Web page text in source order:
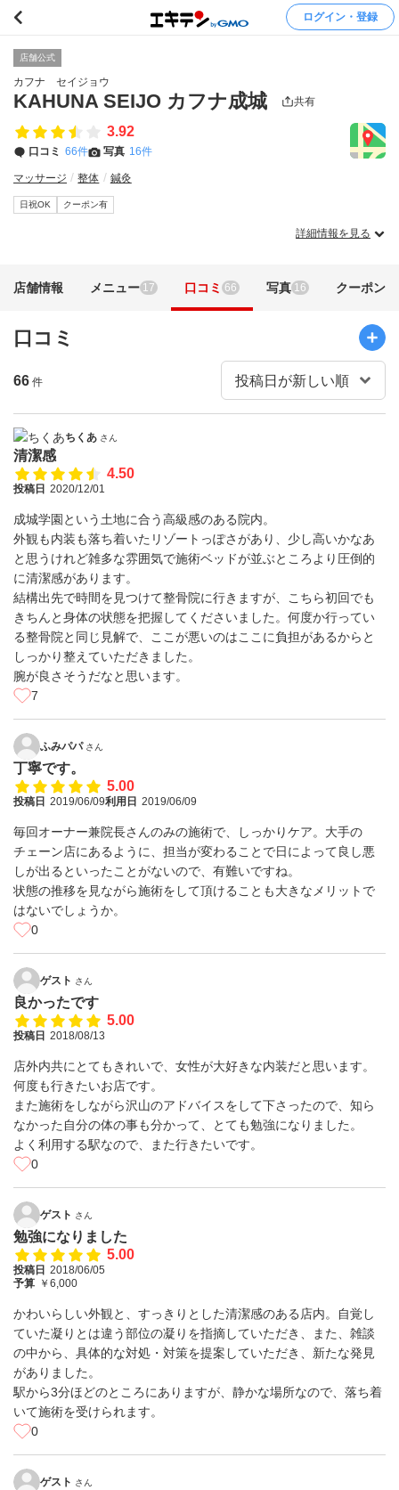
ログイン・登録
店舗公式
カフナ セイジョウ
KAHUNA SEIJO カフナ成城 共有
3.92
口コミ 66件 写真 16件
マッサージ 整体 鍼灸
日祝OK クーポン有
詳細情報を見る
店舗情報 メニュー 17 口コミ 66 写真 16 クーポン
口コミ
66 件
ちくあ さん
清潔感
4.50
投稿日 2020/12/01
成城学園という土地に合う高級感のある院内。
外観も内装も落ち着いたリゾートっぽさがあり、少し高いかなあ
と思うけれど雑多な雰囲気で施術ベッドが並ぶところより圧倒的
に清潔感があります。
結構出先で時間を見つけて整骨院に行きますが、こちら初回でも
きちんと身体の状態を把握してくださいました。何度か行ってい
る整骨院と同じ見解で、ここが悪いのはここに負担があるからと
しっかり整えていただきました。
腕が良さそうだなと思います。
7
ふみパパ さん
丁寧です。
5.00
投稿日 2019/06/09利用日 2019/06/09
毎回オーナー兼院長さんのみの施術で、しっかりケア。大手の
チェーン店にあるように、担当が変わることで日によって良し悪
しが出るといったことがないので、有難いですね。
状態の推移を見ながら施術をして頂けることも大きなメリットで
はないでしょうか。
0
ゲスト さん
良かったです
5.00
投稿日 2018/08/13
店外内共にとてもきれいで、女性が大好きな内装だと思います。
何度も行きたいお店です。
また施術をしながら沢山のアドバイスをして下さったので、知ら
なかった自分の体の事も分かって、とても勉強になりました。
よく利用する駅なので、また行きたいです。
0
ゲスト さん
勉強になりました
5.00
投稿日 2018/06/05
予算 ￥6,000
かわいらしい外観と、すっきりとした清潔感のある店内。自覚し
ていた凝りとは違う部位の凝りを指摘していただき、また、雑談
の中から、具体的な対処・対策を提案していただき、新たな発見
がありました。
駅から3分ほどのところにありますが、静かな場所なので、落ち着
いて施術を受けられます。
0
ゲスト さん